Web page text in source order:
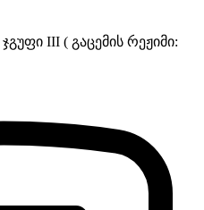
III ( გაცემის რეჟიმი: